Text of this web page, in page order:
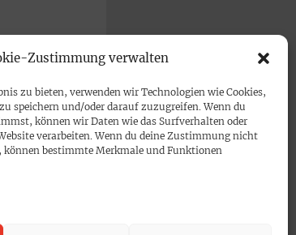
Zustimmung verwalten
zu bieten, verwenden wir Technologien wie Cookies,
speichern und/oder darauf zuzugreifen. Wenn du
können wir Daten wie das Surfverhalten oder
verarbeiten. Wenn du deine Zustimmung nicht
bestimmte Merkmale und Funktionen